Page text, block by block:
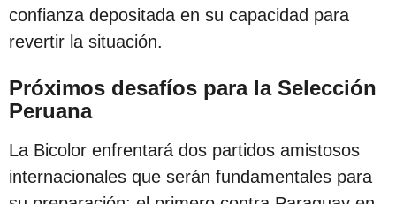
confianza depositada en su capacidad para
revertir la situación.
Próximos desafíos para la Selección
Peruana
La Bicolor enfrentará dos partidos amistosos
internacionales que serán fundamentales para